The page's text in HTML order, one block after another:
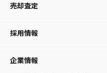
売却査定
採用情報
企業情報